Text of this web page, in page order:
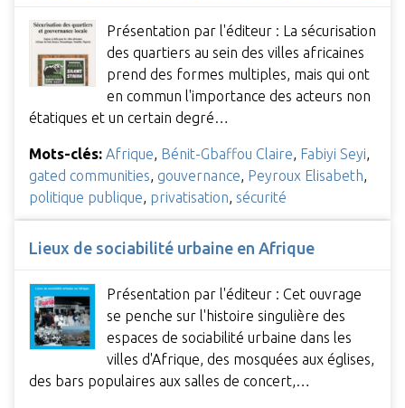
Présentation par l'éditeur : La sécurisation
des quartiers au sein des villes africaines
prend des formes multiples, mais qui ont
en commun l'importance des acteurs non
étatiques et un certain degré…
Mots-clés: Afrique Bénit-Gbaffou Claire Fabiyi Seyi
gated communities gouvernance Peyroux Elisabeth
politique publique privatisation sécurité
Lieux de sociabilité urbaine en Afrique
Présentation par l'éditeur : Cet ouvrage
se penche sur l'histoire singulière des
espaces de sociabilité urbaine dans les
villes d'Afrique, des mosquées aux églises,
des bars populaires aux salles de concert,…